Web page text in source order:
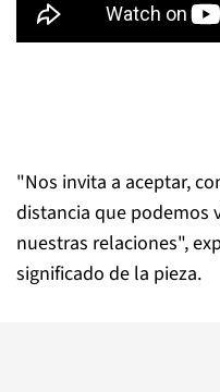
"Nos invita a aceptar,
distancia que podemos
nuestras relaciones",
significado de la pieza.